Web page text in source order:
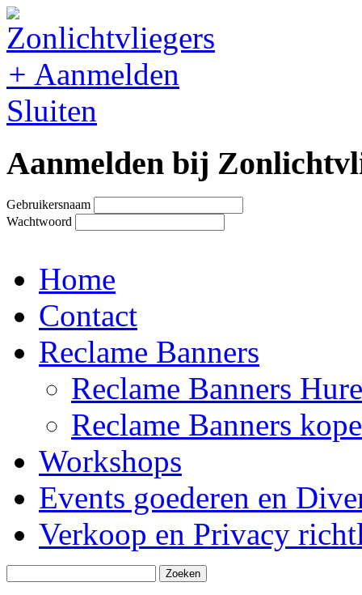
+ Aanmelden
Sluiten
Aanmelden bij
Gebruikersnaam
Wachtwoord
Home
Contact
Reclame Banners
Reclame Banners
Reclame Banners
Workshops
Events goederen en
Verkoop en Privacy